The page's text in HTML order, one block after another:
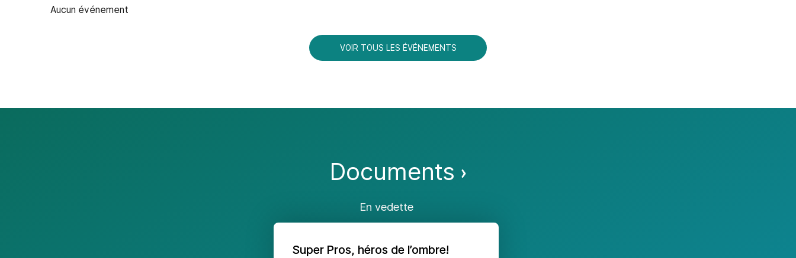
Aucun événement
VOIR TOUS LES ÉVÉNEMENTS
Documents
En vedette
Super Pros, héros de l’ombre!